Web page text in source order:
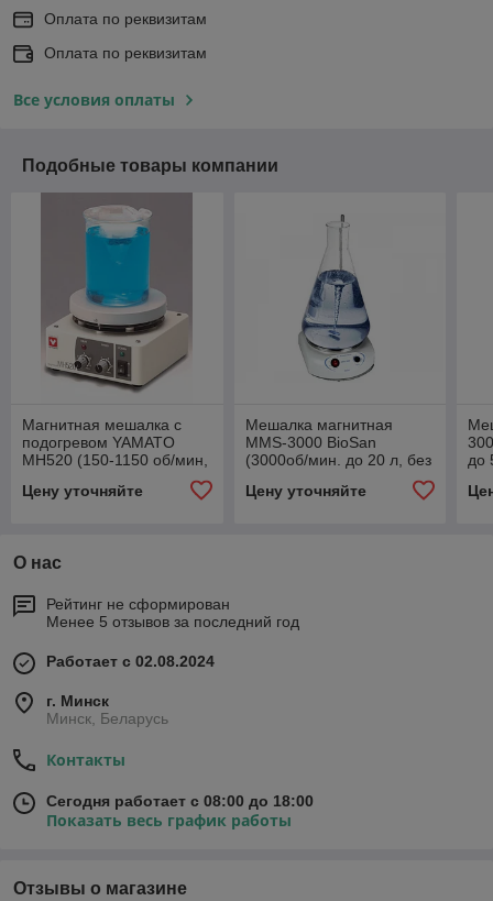
Оплата по реквизитам
Оплата по реквизитам
Все условия оплаты
Подобные товары компании
Магнитная мешалка с
подогревом YAMATO
MH520 (150-1150 об/мин,
Цену уточняйте
Мешалка магнитная
MMS-3000 BioSan
(3000об/мин. до 20 л, без
Цену уточняйте
до
О нас
Рейтинг не сформирован
Менее 5 отзывов за последний год
Работает с 02.08.2024
г. Минск
Минск, Беларусь
Контакты
Сегодня работает с 08:00 до 18:00
Показать весь график работы
Отзывы о магазине